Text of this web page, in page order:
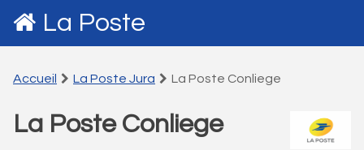
La Poste
Accueil La Poste Jura La Poste Conliege
La Poste Conliege